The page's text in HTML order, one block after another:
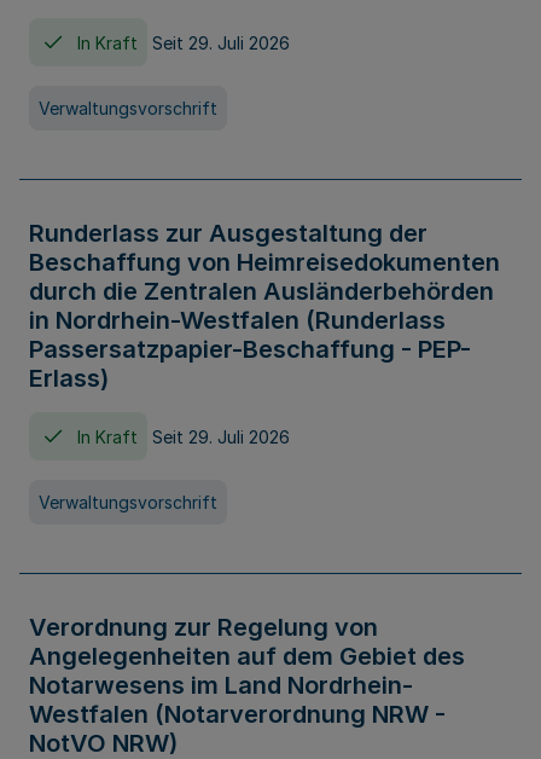
In Kraft Seit 29. Juli 2026
Verwaltungsvorschrift
Runderlass zur Ausgestaltung der
Beschaffung von Heimreisedokumenten
durch die Zentralen Ausländerbehörden
in Nordrhein-Westfalen (Runderlass
Passersatzpapier-Beschaffung - PEP-
Erlass)
In Kraft Seit 29. Juli 2026
Verwaltungsvorschrift
Verordnung zur Regelung von
Angelegenheiten auf dem Gebiet des
Notarwesens im Land Nordrhein-
Westfalen (Notarverordnung NRW -
NotVO NRW)